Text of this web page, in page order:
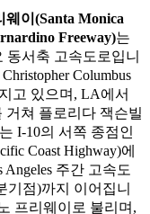
이(Santa Monica
Freeway)는
서축 고속도로입니
Columbus
고 있으며, LA에서
거쳐 플로리다 잭슨빌
I-10의 서쪽 종점인
Coast Highway)에
주간 고속도
기점)까지 이어집니
프리웨이로 불리며,